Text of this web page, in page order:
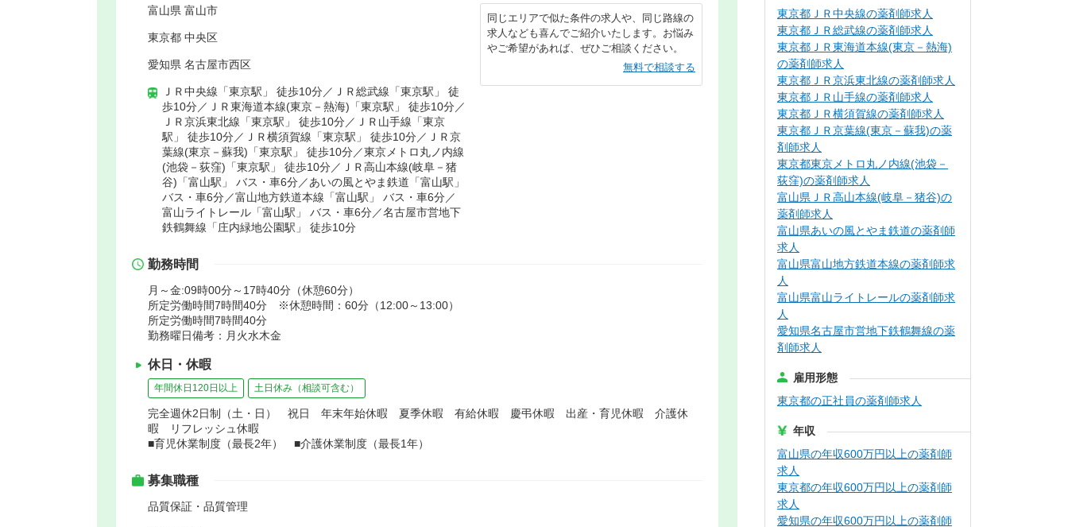
富山県 富山市
東京都 中央区
愛知県 名古屋市西区
ＪＲ中央線「東京駅」 徒歩10分／ＪＲ総武線「東京駅」 徒
歩10分／ＪＲ東海道本線(東京－熱海)「東京駅」 徒歩10分／
ＪＲ京浜東北線「東京駅」 徒歩10分／ＪＲ山手線「東京
駅」 徒歩10分／ＪＲ横須賀線「東京駅」 徒歩10分／ＪＲ京
葉線(東京－蘇我)「東京駅」 徒歩10分／東京メトロ丸ノ内線
(池袋－荻窪)「東京駅」 徒歩10分／ＪＲ高山本線(岐阜－猪
谷)「富山駅」 バス・車6分／あいの風とやま鉄道「富山駅」
バス・車6分／富山地方鉄道本線「富山駅」 バス・車6分／
富山ライトレール「富山駅」 バス・車6分／名古屋市営地下
鉄鶴舞線「庄内緑地公園駅」 徒歩10分
同じエリアで似た条件の求人や、同じ路線の
求人なども喜んでご紹介いたします。お悩み
やご希望があれば、ぜひご相談ください。
無料で相談する
勤務時間
月～金:09時00分～17時40分（休憩60分）
所定労働時間7時間40分 ※休憩時間：60分（12:00～13:00）
所定労働時間7時間40分
勤務曜日備考：月火水木金
休日・休暇
年間休日120日以上 土日休み（相談可含む）
完全週休2日制（土・日） 祝日 年末年始休暇 夏季休暇 有給休暇 慶弔休暇 出産・育児休暇 介護休
暇 リフレッシュ休暇
■育児休業制度（最長2年） ■介護休業制度（最長1年）
募集職種
品質保証・品質管理
東京都ＪＲ中央線の薬剤師求人
東京都ＪＲ総武線の薬剤師求人
東京都ＪＲ東海道本線(東京－熱海)
の薬剤師求人
東京都ＪＲ京浜東北線の薬剤師求人
東京都ＪＲ山手線の薬剤師求人
東京都ＪＲ横須賀線の薬剤師求人
東京都ＪＲ京葉線(東京－蘇我)の薬
剤師求人
東京都東京メトロ丸ノ内線(池袋－
荻窪)の薬剤師求人
富山県ＪＲ高山本線(岐阜－猪谷)の
薬剤師求人
富山県あいの風とやま鉄道の薬剤師
求人
富山県富山地方鉄道本線の薬剤師求
人
富山県富山ライトレールの薬剤師求
人
愛知県名古屋市営地下鉄鶴舞線の薬
剤師求人
雇用形態
東京都の正社員の薬剤師求人
年収
富山県の年収600万円以上の薬剤師
求人
東京都の年収600万円以上の薬剤師
求人
愛知県の年収600万円以上の薬剤師